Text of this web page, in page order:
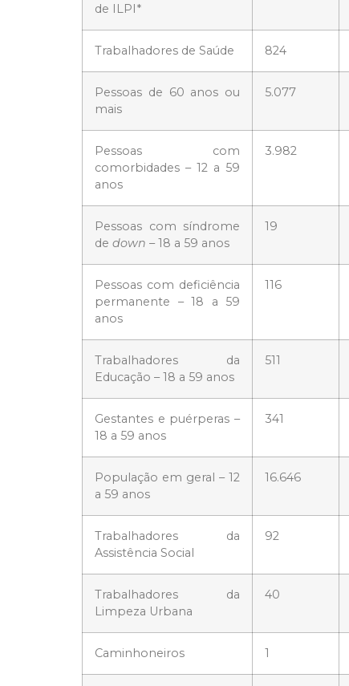
de ILPI*
Trabalhadores de Saúde 824
Pessoas de 60 anos ou
mais
5.077
Pessoas com
comorbidades – 12 a 59
anos
3.982
Pessoas com síndrome
de down – 18 a 59 anos
19
Pessoas com deficiência
permanente – 18 a 59
anos
116
Trabalhadores da
Educação – 18 a 59 anos
511
Gestantes e puérperas –
18 a 59 anos
341
População em geral – 12
a 59 anos
16.646
Trabalhadores da
Assistência Social
92
Trabalhadores da
Limpeza Urbana
40
Caminhoneiros 1